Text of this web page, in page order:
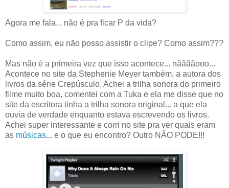
Agora me fala... não é pra ficar P da vida?
Como assim, eu não posso assistir o clipe? Como assim???
Mas não é a primeira vez que isso acontece... nããããooo...
Acontece no site da Stephenie Meyer também, a autora dos
livros da série Crepúsculo. Achei a trilha sonora do primeiro
filme muito boa, comentei com a Tuka e ela me disse que no
site da escritora tinha a trilha sonora original... a que ela
ouvia de verdade enquanto estava escrevendo os livros.
Achei super interessante e corri no site pra ver quais eram
as músicas... e o que eu encontro? Outro NÃO PODE!!!